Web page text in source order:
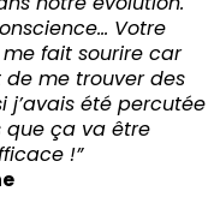
Votre
fait sourire car
de me trouver des
j’avais été percutée
que ça va être
!”